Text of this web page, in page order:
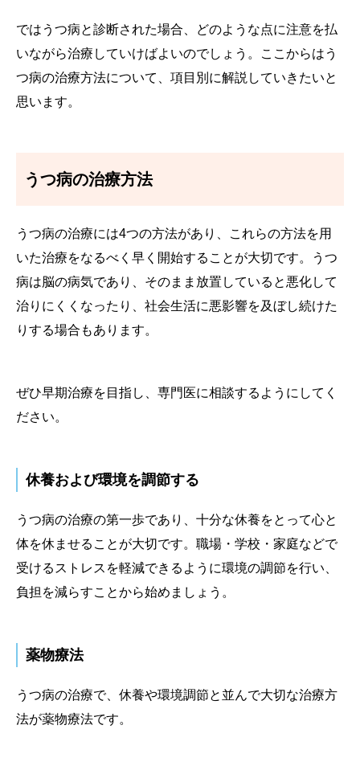
ではうつ病と診断された場合、どのような点に注意を払
いながら治療していけばよいのでしょう。ここからはう
つ病の治療方法について、項目別に解説していきたいと
思います。
うつ病の治療方法
うつ病の治療には4つの方法があり、これらの方法を用
いた治療をなるべく早く開始することが大切です。うつ
病は脳の病気であり、そのまま放置していると悪化して
治りにくくなったり、社会生活に悪影響を及ぼし続けた
りする場合もあります。
ぜひ早期治療を目指し、専門医に相談するようにしてく
ださい。
休養および環境を調節する
うつ病の治療の第一歩であり、十分な休養をとって心と
体を休ませることが大切です。職場・学校・家庭などで
受けるストレスを軽減できるように環境の調節を行い、
負担を減らすことから始めましょう。
薬物療法
うつ病の治療で、休養や環境調節と並んで大切な治療方
法が薬物療法です。